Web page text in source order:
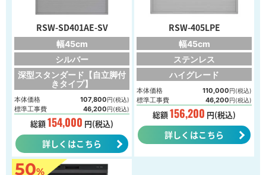
RSW-SD401AE-SV
幅45cm
シルバー
深型スタンダード【自立脚付
きタイプ】
本体価格 107,800円(税込)
標準工事費 46,200円(税込)
総額154,000 円(税込)
詳しくはこちら
RSW-405LPE
幅45cm
ステンレス
ハイグレード
本体価格 110,000円(税込)
標準工事費 46,200円(税込)
総額156,200 円(税込)
詳しくはこちら
50%